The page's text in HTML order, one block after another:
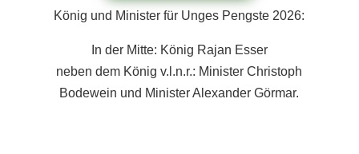
König und Minister für Unges Pengste 2026:
In der Mitte: König Rajan Esser
neben dem König v.l.n.r.: MinisterChristoph
Bodewein und MinisterAlexander Görmar.